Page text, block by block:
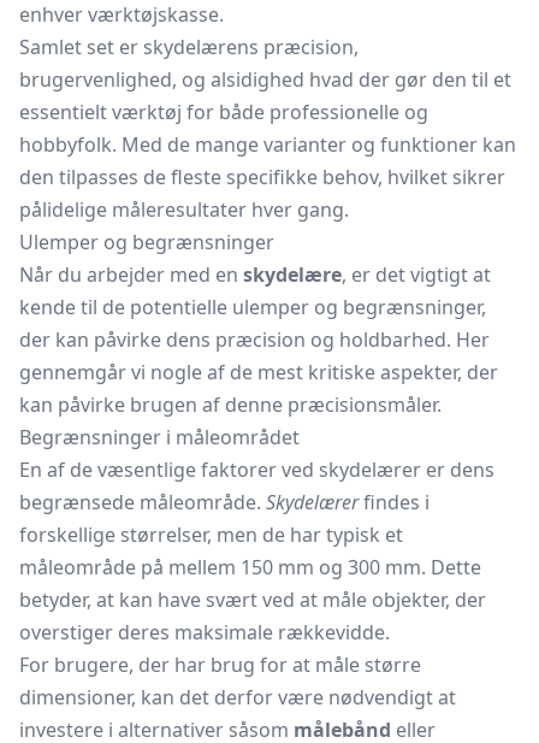
enhver værktøjskasse.
Samlet set er skydelærens præcision,
brugervenlighed, og alsidighed hvad der gør den til et
essentielt værktøj for både professionelle og
hobbyfolk. Med de mange varianter og funktioner kan
den tilpasses de fleste specifikke behov, hvilket sikrer
pålidelige måleresultater hver gang.
Ulemper og begrænsninger
Når du arbejder med en skydelære, er det vigtigt at
kende til de potentielle ulemper og begrænsninger,
der kan påvirke dens præcision og holdbarhed. Her
gennemgår vi nogle af de mest kritiske aspekter, der
kan påvirke brugen af denne præcisionsmåler.
Begrænsninger i måleområdet
En af de væsentlige faktorer ved skydelærer er dens
begrænsede måleområde. Skydelærerfindes i
forskellige størrelser, men de har typisk et
måleområde på mellem 150 mm og 300 mm. Dette
betyder, at kan have svært ved at måle objekter, der
overstiger deres maksimale rækkevidde.
For brugere, der har brug for at måle større
dimensioner, kan det derfor være nødvendigt at
investere i alternativer såsom målebånd eller